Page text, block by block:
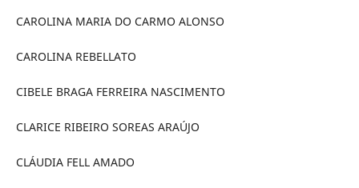
CAROLINA MARIA DO CARMO ALONSO
CAROLINA REBELLATO
CIBELE BRAGA FERREIRA NASCIMENTO
CLARICE RIBEIRO SOREAS ARAÚJO
CLÁUDIA FELL AMADO